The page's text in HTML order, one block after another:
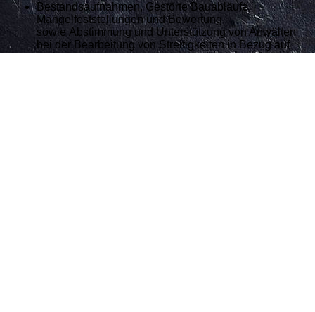
Bestandsaufnahmen, Gestörte Bauabläufe,
Mangelfeststellungen und Bewertung
sowieAbstimmung und Unterstützung von Anwälten
bei der Bearbeitung von Streitigkeiten in Bezug auf
Bauausführung, Terminablauf, Planung etc.